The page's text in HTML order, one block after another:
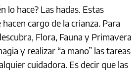
lo hace? Las hadas. Estas
cargo de la crianza. Para
Flora, Fauna y Primavera
y realizar “a mano” las tareas
cuidadora. Es decir que las